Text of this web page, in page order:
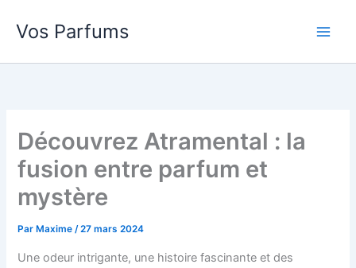
Vos Parfums
Découvrez Atramental : la
fusion entre parfum et
mystère
Par Maxime/27 mars 2024
Une odeur intrigante, une histoire fascinante et des